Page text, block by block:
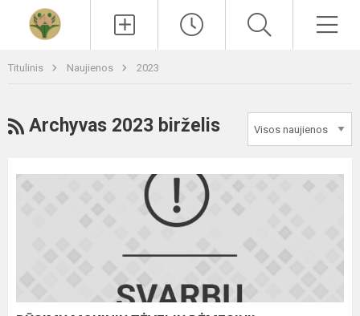
Titulinis Naujienos 2023
RSS
Archyvas 2023 birželis
BŪSIMŲ